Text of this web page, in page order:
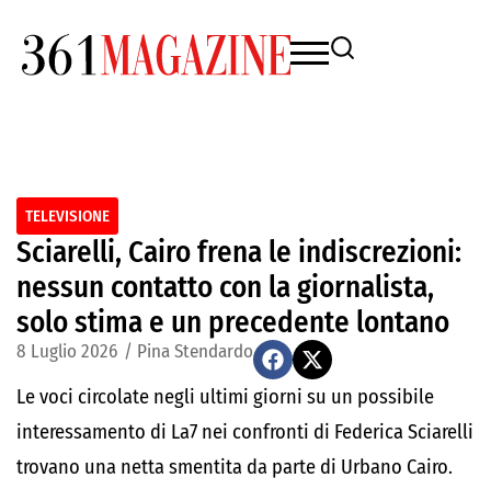
TELEVISIONE
Sciarelli, Cairo frena le indiscrezioni:
nessun contatto con la giornalista,
solo stima e un precedente lontano
8 Luglio 2026 / Pina Stendardo
Le voci circolate negli ultimi giorni su un possibile
interessamento di La7 nei confronti di Federica Sciarelli
trovano una netta smentita da parte di Urbano Cairo.